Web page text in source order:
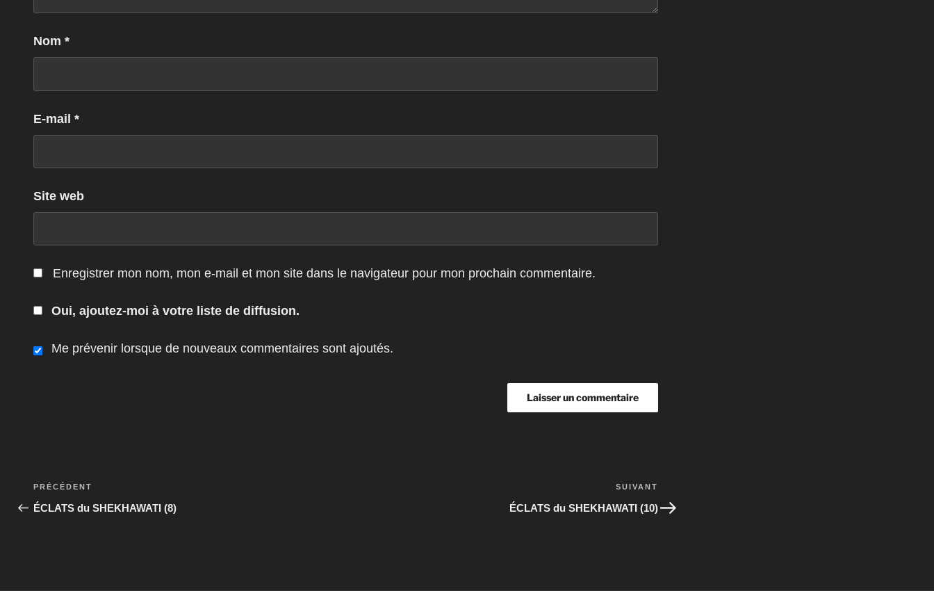
Nom *
E-mail *
Site web
Enregistrer mon nom, mon e-mail et mon site dans le navigateur pour mon prochain commentaire.
Oui, ajoutez-moi à votre liste de diffusion.
Me prévenir lorsque de nouveaux commentaires sont ajoutés.
Navigation
de
Article
précédent
PRÉCÉDENT
ÉCLATS du SHEKHAWATI (8)
suivant
SUIVANT
ÉCLATS du SHEKHAWATI (10)